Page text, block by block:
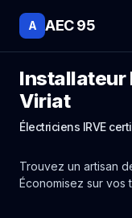
A AEC 95
Installateur
Viriat
Électriciens IRVE
Trouvez un artisan
Économisez sur vos